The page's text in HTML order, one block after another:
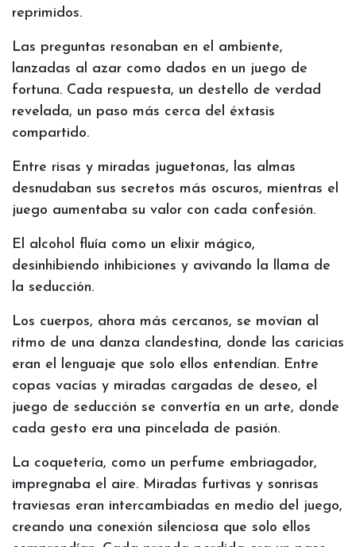
reprimidos.
Las preguntas resonaban en el ambiente,
lanzadas al azar como dados en un juego de
fortuna. Cada respuesta, un destello de verdad
revelada, un paso más cerca del éxtasis
compartido.
Entre risas y miradas juguetonas, las almas
desnudaban sus secretos más oscuros, mientras el
juego aumentaba su valor con cada confesión.
El alcohol fluía como un elixir mágico,
desinhibiendo inhibiciones y avivando la llama de
la seducción.
Los cuerpos, ahora más cercanos, se movían al
ritmo de una danza clandestina, donde las caricias
eran el lenguaje que solo ellos entendían. Entre
copas vacías y miradas cargadas de deseo, el
juego de seducción se convertía en un arte, donde
cada gesto era una pincelada de pasión.
La coquetería, como un perfume embriagador,
impregnaba el aire. Miradas furtivas y sonrisas
traviesas eran intercambiadas en medio del juego,
creando una conexión silenciosa que solo ellos